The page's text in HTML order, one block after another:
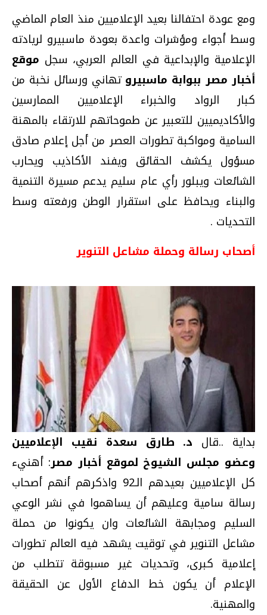
ومع عودة احتفالنا بعيد الإعلاميين منذ العام الماضي
وسط أجواء ومؤشرات واعدة بعودة ماسبيرو لريادته
الإعلامية والإبداعية في العالم العربي، سجل موقع
أخبار مصر ببوابة ماسبيرو تهاني ورسائل نخبة من
كبار الرواد والخبراء الإعلاميين الممارسين
والأكاديميين للتعبير عن طموحاتهم للارتقاء بالمهنة
السامية ومواكبة تطورات العصر من أجل إعلام صادق
مسؤول يكشف الحقائق ويفند الأكاذيب ويحارب
الشائعات ويبلور رأي عام سليم يدعم مسيرة التنمية
والبناء ويحافظ على استقرار الوطن ورفعته وسط
التحديات .
أصحاب رسالة وحملة مشاعل التنوير
بداية ..قال د. طارق سعدة نقيب الإعلاميين
وعضو مجلس الشيوخ لموقع أخبار مصر: أهنيء
كل الإعلاميين بعيدهم الـ92 واذكرهم أنهم أصحاب
رسالة سامية وعليهم أن يساهموا في نشر الوعي
السليم ومجابهة الشائعات وان يكونوا من حملة
مشاعل التنوير في توقيت يشهد فيه العالم تطورات
إعلامية كبرى، وتحديات غير مسبوقة تتطلب من
الإعلام أن يكون خط الدفاع الأول عن الحقيقة
والمهنية.